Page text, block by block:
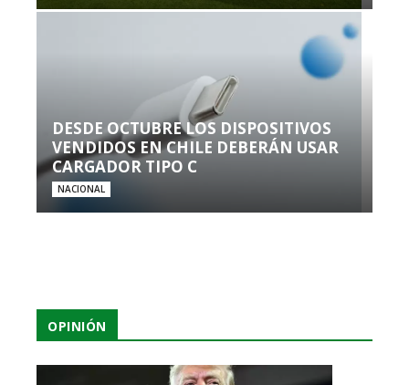
DESDE OCTUBRE LOS DISPOSITIVOS
VENDIDOS EN CHILE DEBERÁN USAR
CARGADOR TIPO C
NACIONAL
OPINIÓN